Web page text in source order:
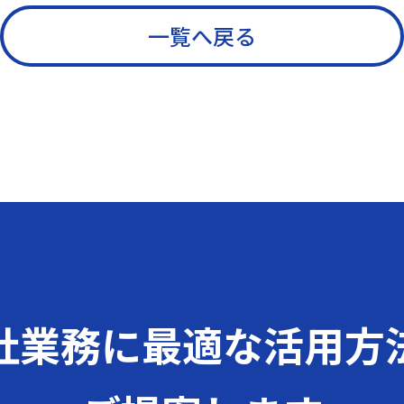
一覧へ戻る
業務に最適な活用方